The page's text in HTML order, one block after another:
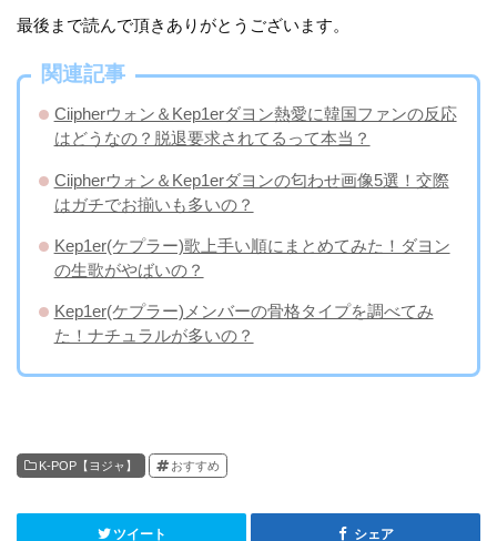
最後まで読んで頂きありがとうございます。
関連記事
Ciipherウォン＆Kep1erダヨン熱愛に韓国ファンの反応
はどうなの？脱退要求されてるって本当？
Ciipherウォン＆Kep1erダヨンの匂わせ画像5選！交際
はガチでお揃いも多いの？
Kep1er(ケプラー)歌上手い順にまとめてみた！ダヨン
の生歌がやばいの？
Kep1er(ケプラー)メンバーの骨格タイプを調べてみ
た！ナチュラルが多いの？
K-POP【ヨジャ】 おすすめ
ツイート シェア